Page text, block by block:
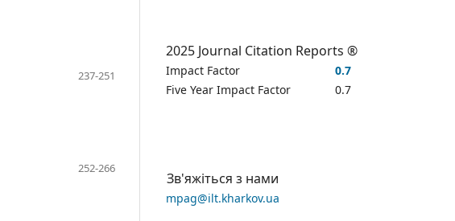
237-251
252-266
2025 Journal Citation Reports ®
Impact Factor
0.7
Five Year Impact Factor
0.7
Зв'яжіться з нами
mpag@ilt.kharkov.ua